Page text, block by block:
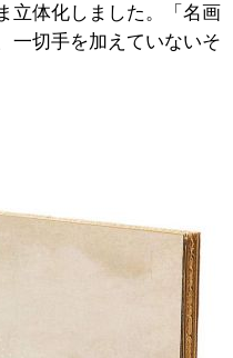
立体化しました。「名画
一切手を加えていないそ